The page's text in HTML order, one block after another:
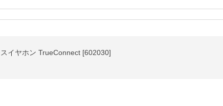
イヤホン TrueConnect [602030]